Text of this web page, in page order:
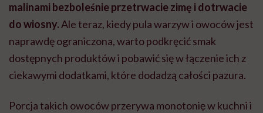
malinami bezboleśnie przetrwacie zimę i dotrwacie
do wiosny.Ale teraz, kiedy pula warzyw i owoców jest
naprawdę ograniczona, warto podkręcić smak
dostępnych produktów i pobawić się w łączenie ich z
ciekawymi dodatkami, które dodadzą całości pazura.
Porcja takich owoców przerywa monotonię w kuchni i